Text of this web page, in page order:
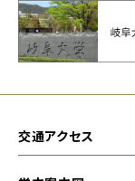
交通アクセス